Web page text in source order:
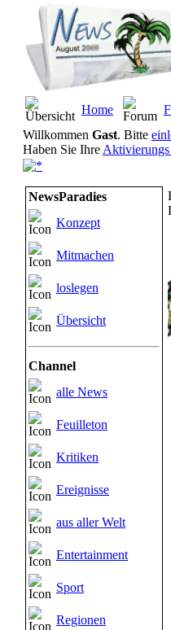
Home
Willkommen Gast. Bitte
Haben Sie Ihre
NewsParadies
Konzept
Mitmachen
loslegen
Übersicht
Channel
alle News
Feuilleton
Kritiken
Ereignisse
aus aller Welt
Entertainment
Sport
Regionen